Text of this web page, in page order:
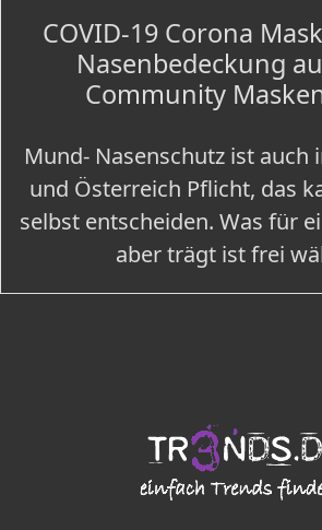
COVID-19 Corona
Nasenbedeckung
Community
Mund- Nasenschutz ist auch
und Österreich Pflicht, das
selbst entscheiden. Was für
aber trägt ist frei